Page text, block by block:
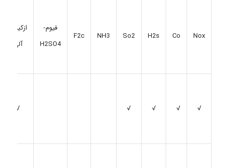
Nox
Co
H2s
So2
NH3
F2c
فیوم-
H2SO4
ازکیبات
آلی
√
√
√
√
√